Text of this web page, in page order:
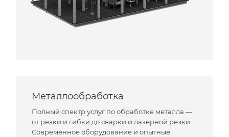
Металлообработка
Полный спектр услуг по обработке металла —
от резки и гибки до сварки и лазерной резки.
Современное оборудование и опытные